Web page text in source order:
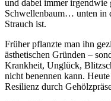
und dabei immer
Schwellenbaum… unten in
Strauch ist.
Früher pflanzte man ihn
ästhetischen Gründen –
Krankheit, Unglück,
nicht benennen kann.
Resilienz durch